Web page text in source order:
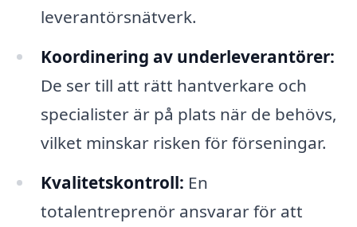
leverantörsnätverk.
Koordinering av underleverantörer:
De ser till att rätt hantverkare och
specialister är på plats när de behövs,
vilket minskar risken för förseningar.
Kvalitetskontroll: En
totalentreprenör ansvarar för att